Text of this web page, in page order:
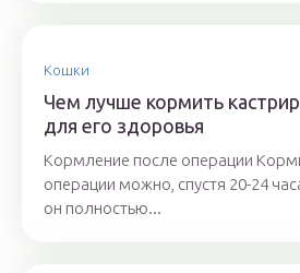
Кошки
Чем лучше кормить
для его здоровья
Кормление после операции
операции можно, спустя 20-24
он полностью...